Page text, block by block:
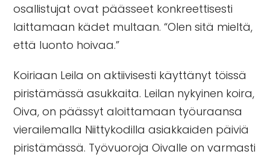
osallistujat ovat päässeet konkreettisesti
laittamaan kädet multaan. “Olen sitä mieltä,
että luonto hoivaa.”
Koiriaan Leila on aktiivisesti käyttänyt töissä
piristämässä asukkaita. Leilan nykyinen koira,
Oiva, on päässyt aloittamaan työuraansa
vierailemalla Niittykodilla asiakkaiden päiviä
piristämässä. Työvuoroja Oivalle on varmasti